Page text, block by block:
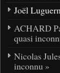
Joël
ACHARD
quasi
Nicolas
inconnu »